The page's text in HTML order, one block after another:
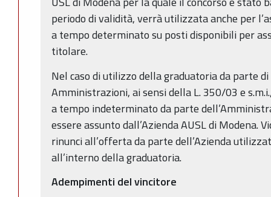
periodo di validità, verrà utilizzata anche per
a tempo determinato su posti disponibili per
titolare.
Nel caso di utilizzo della graduatoria da parte
Amministrazioni, ai sensi della L. 350/03 e
a tempo indeterminato da parte
essere assunto dall’Azienda AUSL di Modena.
rinunci all’offerta da parte dell’Azienda
all’interno della graduatoria.
Adempimenti del vincitore